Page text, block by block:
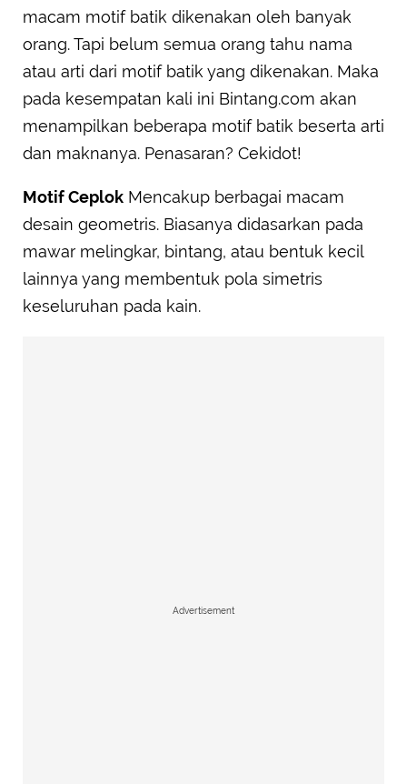
macam motif batik dikenakan oleh banyak
orang. Tapi belum semua orang tahu nama
atau arti dari motif batik yang dikenakan. Maka
pada kesempatan kali ini Bintang.com akan
menampilkan beberapa motif batik beserta arti
dan maknanya. Penasaran? Cekidot!
Motif Ceplok Mencakup berbagai macam
desain geometris. Biasanya didasarkan pada
mawar melingkar, bintang, atau bentuk kecil
lainnya yang membentuk pola simetris
keseluruhan pada kain.
Advertisement